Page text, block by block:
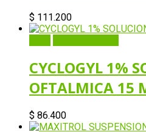
$ 111.200
CYCLOGYL 1%
OFTALMICA 15
$ 86.400